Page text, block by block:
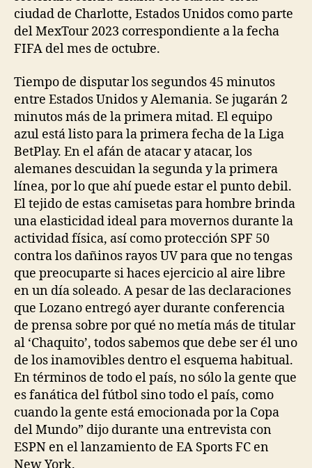
ciudad de Charlotte, Estados Unidos como parte
del MexTour 2023 correspondiente a la fecha
FIFA del mes de octubre.
Tiempo de disputar los segundos 45 minutos
entre Estados Unidos y Alemania. Se jugarán 2
minutos más de la primera mitad. El equipo
azul está listo para la primera fecha de la Liga
BetPlay. En el afán de atacar y atacar, los
alemanes descuidan la segunda y la primera
línea, por lo que ahí puede estar el punto debil.
El tejido de estas camisetas para hombre brinda
una elasticidad ideal para movernos durante la
actividad física, así como protección SPF 50
contra los dañinos rayos UV para que no tengas
que preocuparte si haces ejercicio al aire libre
en un día soleado. A pesar de las declaraciones
que Lozano entregó ayer durante conferencia
de prensa sobre por qué no metía más de titular
al ‘Chaquito’, todos sabemos que debe ser él uno
de los inamovibles dentro el esquema habitual.
En términos de todo el país, no sólo la gente que
es fanática del fútbol sino todo el país, como
cuando la gente está emocionada por la Copa
del Mundo” dijo durante una entrevista con
ESPN en el lanzamiento de EA Sports FC en
New York.